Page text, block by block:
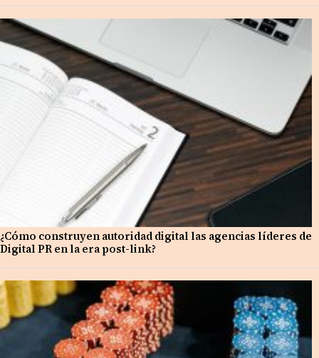
¿Cómo construyen autoridad digital las agencias líderes de
Digital PR en la era post-link?